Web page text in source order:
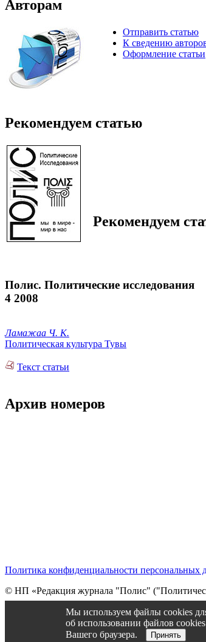
Авторам
Отправить статью
К сведению
Оформление статьи
Рекомендуем статью
Рекомендуем
Полис. Политические исследования
4 2008
Ламажаа Ч. К.
Политическая культура Тувы
Текст статьи
Архив номеров
Политика конфиденциальности персональных
© НП «Редакция журнала "Полис"
Cтарая версия сайтаМы используем файлы cookies
об использовании файлов
Вашего браузера.
Принять